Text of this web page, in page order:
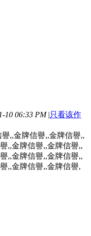
10 06:33 PM |只看该作
,,金牌信譽,,金牌信譽,,
,,金牌信譽,,金牌信譽,,
,,金牌信譽,,金牌信譽,,
,,金牌信譽,,金牌信譽,